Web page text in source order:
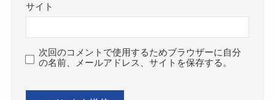
サイト
次回のコメントで使用するためブラウザーに自分
の名前、メールアドレス、サイトを保存する。